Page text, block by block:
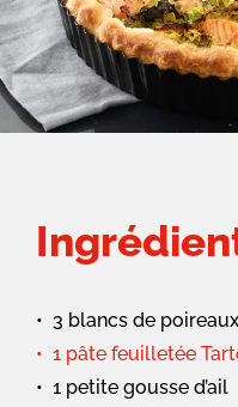
3 blancs de poireaux
1 pâte feuilletée
1 petite gousse d’ail